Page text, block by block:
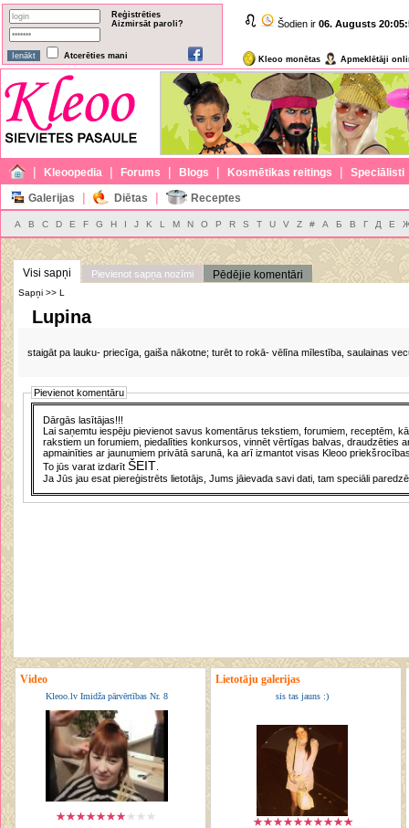
Reģistrēties
Aizmirsāt paroli?
Atcerēties mani
Šodien ir 06. Augusts
Kleoo monētas Apmeklētāji
| Kleoopedia | Forums | Blogs | Kosmētikas reitings | Speciālisti
Galerijas | Diētas | Receptes
A B C D E F G H I J K L M N O P R S T U V Z # А Б В Г Д Е
Visi sapņi Pievienot sapņa nozīmi Pēdējie komentāri
Sapņi >> L
Lupina
staigāt pa lauku- priecīga, gaiša nākotne; turēt to rokā- vēlīna mīlestība, saulainas
Pievienot komentāru
Dārgās lasītājas!!!
Lai saņemtu iespēju pievienot savus komentārus tekstiem, forumiem, receptēm,
rakstiem un forumiem, piedalīties konkursos, vinnēt vērtīgas balvas, draudzēties
apmainīties ar jaunumiem privātā sarunā, ka arī izmantot visas Kleoo
To jūs varat izdarītŠEIT
Ja Jūs jau esat piereģistrēts lietotājs, Jums jāievada savi dati, tam speciāli
Video
Kleoo.lv Imidža pārvērtības Nr. 8
Lietotāju galerijas
sis tas jauns :)